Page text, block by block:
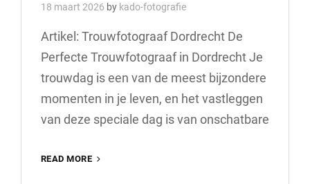
18 maart 2026 by kado-fotografie
Artikel: Trouwfotograaf Dordrecht De
Perfecte Trouwfotograaf in Dordrecht Je
trouwdag is een van de meest bijzondere
momenten in je leven, en het vastleggen
van deze speciale dag is van onschatbare
READ MORE